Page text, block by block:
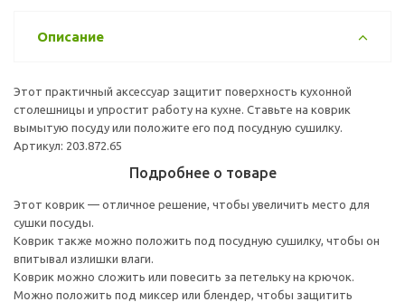
Описание
Этот практичный аксессуар защитит поверхность кухонной
столешницы и упростит работу на кухне. Ставьте на коврик
вымытую посуду или положите его под посудную сушилку.
Артикул: 203.872.65
Подробнее о товаре
Этот коврик — отличное решение, чтобы увеличить место для
сушки посуды.
Коврик также можно положить под посудную сушилку, чтобы он
впитывал излишки влаги.
Коврик можно сложить или повесить за петельку на крючок.
Можно положить под миксер или блендер, чтобы защитить